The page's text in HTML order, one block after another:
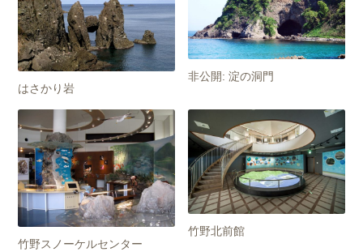
はさかり岩
非公開: 淀の洞門
竹野スノーケルセンター
竹野北前館